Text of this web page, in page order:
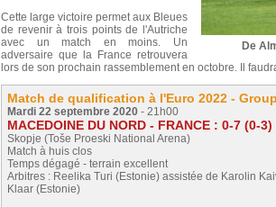
De
Cette large victoire permet aux Bleues
de revenir à trois points de l'Autriche
avec un match en moins. Un
adversaire que la France retrouvera
lors de son prochain rassemblement en octobre. Il
Match de qualification à l'Euro 2022 -
Mardi 22 septembre 2020 - 21h00
MACEDOINE DU NORD - FRANCE : 0-7 (0-3)
Skopje (Toše Proeski National Arena)
Match à huis clos
Temps dégagé - terrain excellent
Arbitres : Reelika Turi (Estonie) assistée de Karolin
Klaar (Estonie)